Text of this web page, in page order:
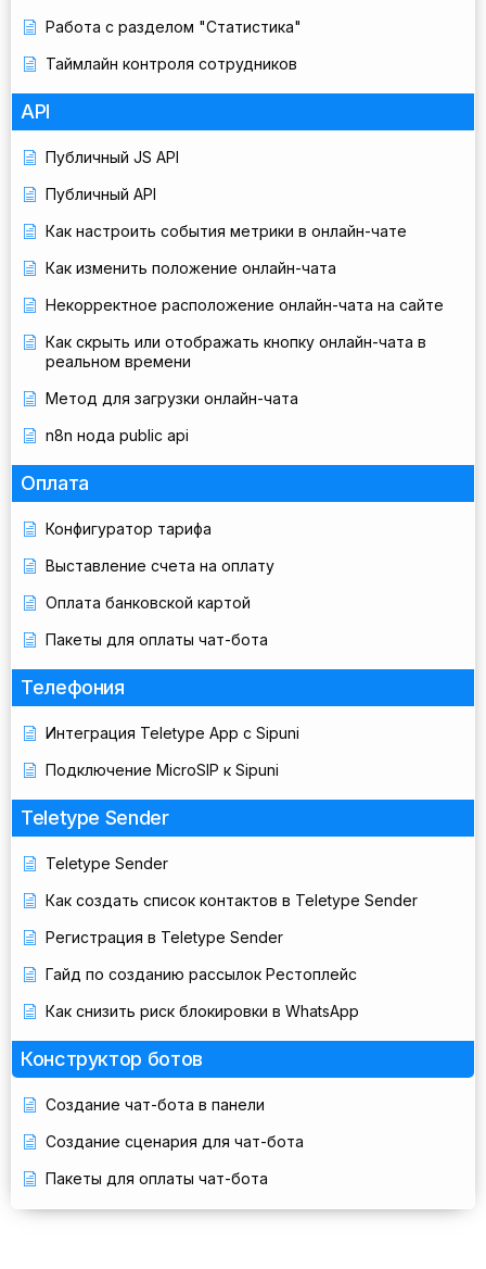
Работа с разделом "Статистика"
Таймлайн контроля сотрудников
API
Публичный JS API
Публичный API
Как настроить события метрики в онлайн-чате
Как изменить положение онлайн-чата
Некорректное расположение онлайн-чата на сайте
Как скрыть или отображать кнопку онлайн-чата в
реальном времени
Метод для загрузки онлайн-чата
n8n нода public api
Оплата
Конфигуратор тарифа
Выставление счета на оплату
Оплата банковской картой
Пакеты для оплаты чат-бота
Телефония
Интеграция Teletype App с Sipuni
Подключение MicroSIP к Sipuni
Teletype Sender
Teletype Sender
Как создать список контактов в Teletype Sender
Регистрация в Teletype Sender
Гайд по созданию рассылок Рестоплейс
Как снизить риск блокировки в WhatsApp
Конструктор ботов
Создание чат-бота в панели
Создание сценария для чат-бота
Пакеты для оплаты чат-бота